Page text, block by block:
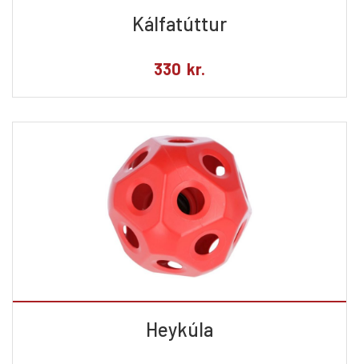
Kálfatúttur
330 kr.
Heykúla